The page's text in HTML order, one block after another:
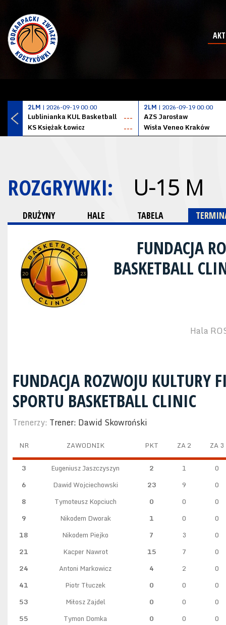
2LM | 2026-09-19 00:00
Lublinianka KUL Basketball
---
KS Księżak Łowicz
---
2LM | 2026-09-19 00:00
AZS Jarosław
Wisła Veneo Kraków
ROZGRYWKI: U-15 M
DRUŻYNY HALE TABELA
FUNDACJA
BASKETBALL
Hala
FUNDACJA ROZWOJU KULTURY
SPORTU BASKETBALL CLINIC
Trenerzy: Trener: Dawid Skowroński
NR ZAWODNIK PKT ZA 2 ZA 3
3 Eugeniusz Jaszczyszyn 2 1
0
6
Dawid Wojciechowski 23 9
0
8
Tymoteusz Kopciuch 0 0
0
9
Nikodem Dworak 1 0
0
18
Nikodem Piejko 7 3
0
21
Kacper Nawrot 15 7
0
24
Antoni Markowicz 4 2
0
41
Piotr Tłuczek 0 0
0
53
Miłosz Zajdel 0 0
0
55
Tymon Domka 0 0
0